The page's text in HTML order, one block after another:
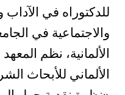
للدكتوراه في الآداب
والاجتماعية في
الألمانية، نظم
الألماني للأبحاث